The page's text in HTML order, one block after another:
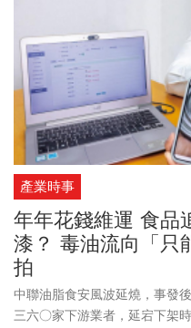
產業時事
年年花錢維運 食品
漆？ 毒油流向「只
拍
中聯油脂食安風波延燒，事發
三六○家下游業者，延宕下架